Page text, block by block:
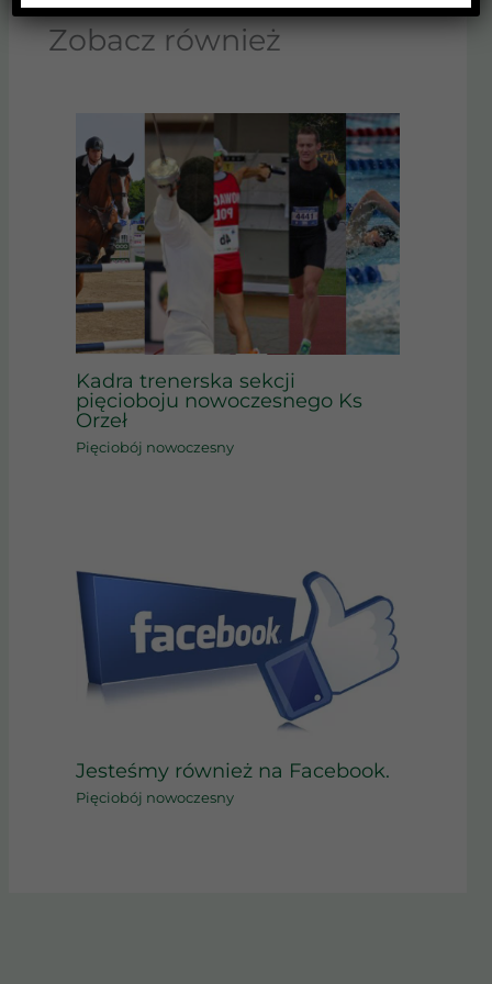
Zobacz również
Kadra trenerska sekcji
pięcioboju nowoczesnego Ks
Orzeł
Pięciobój nowoczesny
Jesteśmy również na Facebook.
Pięciobój nowoczesny